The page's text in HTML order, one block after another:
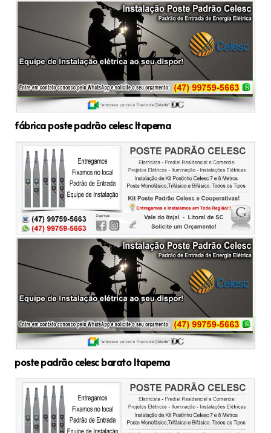
fábrica poste padrão celesc Itapema
poste padrão celesc barato Itapema